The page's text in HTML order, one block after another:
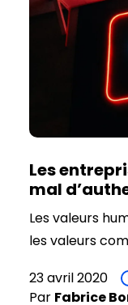
réflexion sur le
au cours de
Les
mal
Les valeurs
les valeurs
méfiance et de
23 avril 2020
Par Fabrice